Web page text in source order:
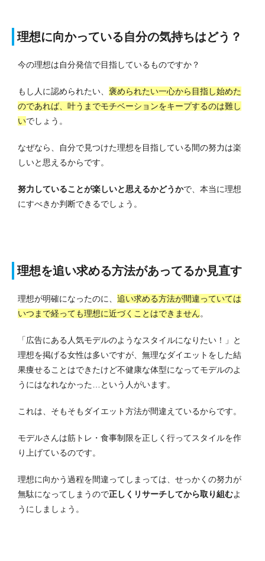
理想に向かっている自分の気持ちはどう？
今の理想は自分発信で目指しているものですか？
もし人に認められたい、 褒められたい一心から目指し始めた
のであれば、叶うまでモチベーションをキープするのは難し
いでしょう。
なぜなら、自分で見つけた理想を目指している間の努力は楽
しいと思えるからです。
努力していることが楽しいと思えるかどうかで、本当に理想
にすべきか判断できるでしょう。
理想を追い求める方法があってるか見直す
理想が明確になったのに、 追い求める方法が間違っていては
いつまで経っても理想に近づくことはできません。
「広告にある人気モデルのようなスタイルになりたい！」と
理想を掲げる女性は多いですが、無理なダイエットをした結
果痩せることはできたけど不健康な体型になってモデルのよ
うにはなれなかった…という人がいます。
これは、そもそもダイエット方法が間違えているからです。
モデルさんは筋トレ・食事制限を正しく行ってスタイルを作
り上げているのです。
理想に向かう過程を間違ってしまっては、せっかくの努力が
無駄になってしまうので正しくリサーチしてから取り組むよ
うにしましょう。